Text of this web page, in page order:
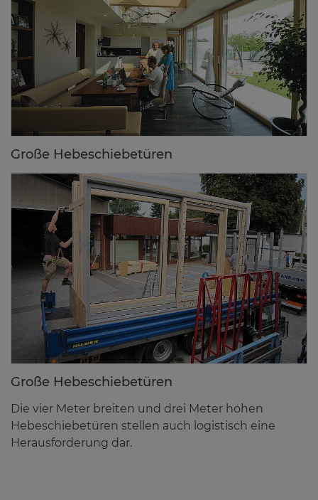
Gro­ße He­be­schie­be­tü­ren
Gro­ße He­be­schie­be­tü­ren
Die vier Meter breiten und drei Meter hohen
Hebeschiebetüren stellen auch logistisch eine
Herausforderung dar.